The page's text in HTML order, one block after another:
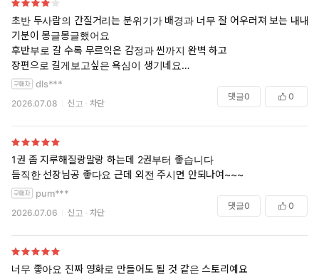
+보건지소 식물 보면서 태건이가 해서한테 뭐든 살리는 재주가 있네라고
했던 대사 자꾸 기억에 남네요. 해서가 의사니까 한 말이겠지만 어린시절
상처 가득한 태건인데 죄책감 때문에 강박적으로 부지런히 살아왔잖아
요. 겉으로 보기엔 건실하고 완벽한 어른인데 텅 비어버린 그 속을 해서가
채워준 것 같아서, 해서가 태건이도 새롭게 다시 살게 해준단 의미 같아서
좋았습니다. 모진 풍파 겪고도 삐뚤어지지 않고 자기 일 묵묵히 하는 제정
신박힌공 오랜만이라 더 좋았음..
초반 두사람의 간질거리는 분위기가 배경과 너무 잘 어우러져 보는 내내
기분이 몽글몽글했어요
후반부로 갈 수록 무르익은 감정과 씬까지 완벽 하고
장편으로 길게보고싶은 욕심이 생기네요
동정공수입니다
dls***
2026.07.08 신고 차단
댓글0 0
1권 좀 지루해질랑말랑 하는데 2권부터 좋습니다
듬직한 선장님공 좋다요 근데 외전 주시면 안되나여~~~
pum***
2026.07.06 신고 차단
댓글0 0
너무 좋아요 진짜 영화로 만들어도 될 것 같은 스토리예요